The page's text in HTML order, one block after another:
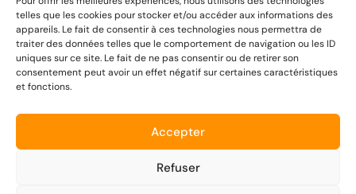
telles que les cookies pour stocker et/ou accéder aux informations des
appareils. Le fait de consentir à ces technologies nous permettra de
traiter des données telles que le comportement de navigation ou les ID
uniques sur ce site. Le fait de ne pas consentir ou de retirer son
consentement peut avoir un effet négatif sur certaines caractéristiques
et fonctions.
Accepter
Refuser
PRENEZ CONTACT AVEC
L'AÉRO-CLUB DE LA
VENDÉE
Notre équipe se tient à votre disposition pour toutes
informations complémentaires :